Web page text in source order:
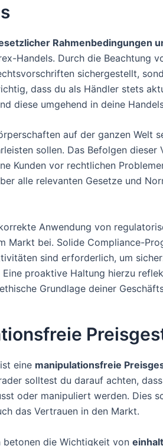
Rahmenbedingungen
Handels. Durch die Beachtung
sichergestellt,
dass du als Händler stets
diese umgehend in deine
auf der ganzen Welt
sollen. Das Befolgen
Kunden vor rechtlichen
alle relevanten Gesetze und
Anwendung von
Markt bei. Solide Compliance-
sind erforderlich, um
Eine proaktive Haltung hierzu
Grundlage deiner
eine manipulationsfreie
solltest du darauf achten,
oder manipuliert werden. Dies
das Vertrauen in den Markt.
betonen die Wichtigkeit von